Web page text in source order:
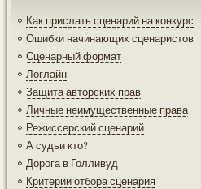
Как прислать сценарий на конкурс
Ошибки начинающих сценаристов
Сценарный формат
Логлайн
Защита авторских прав
Личные неимущественные права
Режиссерский сценарий
А судьи кто?
Дорога в Голливуд
Критерии отбора сценария